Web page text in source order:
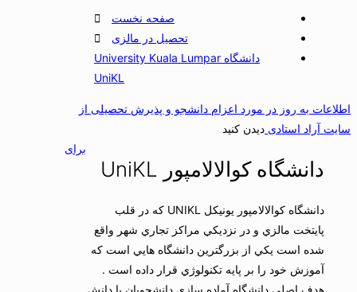
صفحه نخست
تحصیل در مالزی
دانشگاه University Kuala Lumpar
UniKL
اطلاعات به روز در مورد اعزام دانشجو و پذیرش تحصیلی از
سایت آراد استادی دیدن کنید
دانشگاه کوالالامپور UniKL
دانشگاه كوالالامپور يونيكل UNIKL كه در قلب
پايتخت مالزي و در نزديكي مراكز تجاري شهر واقع
شده است يكي از بزرگترين دانشگاه هايي است كه
آموزش خود را بر پايه تكنولوژي قرار داده است .
برای